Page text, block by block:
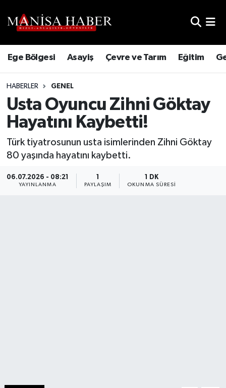
Ege Bölgesi Asayiş Çevre ve Tarım Eğitim
HABERLER GENEL
Usta Oyuncu Zihni Göktay
Hayatını Kaybetti!
Türk tiyatrosunun usta isimlerinden Zihni Göktay
80 yaşında hayatını kaybetti.
06.07.2026 - 08:21
YAYINLANMA
1
PAYLAŞIM
1 DK
OKUNMA SÜRESI
Trafik Durumu
Süper Lig Puan Durumu ve Fikstür
Tüm Manşetler
Son Dakika Haberleri